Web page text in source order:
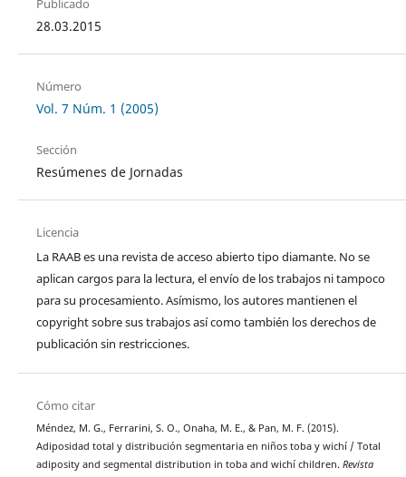
Publicado
28.03.2015
Número
Vol. 7 Núm. 1 (2005)
Sección
Resúmenes de Jornadas
Licencia
La RAAB es una revista de acceso abierto tipo diamante. No se
aplican cargos para la lectura, el envío de los trabajos ni tampoco
para su procesamiento. Asímismo, los autores mantienen el
copyright sobre sus trabajos así como también los derechos de
publicación sin restricciones.
Cómo citar
Méndez, M. G., Ferrarini, S. O., Onaha, M. E., & Pan, M. F. (2015).
Adiposidad total y distribución segmentaria en niños toba y wichí / Total
adiposity and segmental distribution in toba and wichí children. Revista